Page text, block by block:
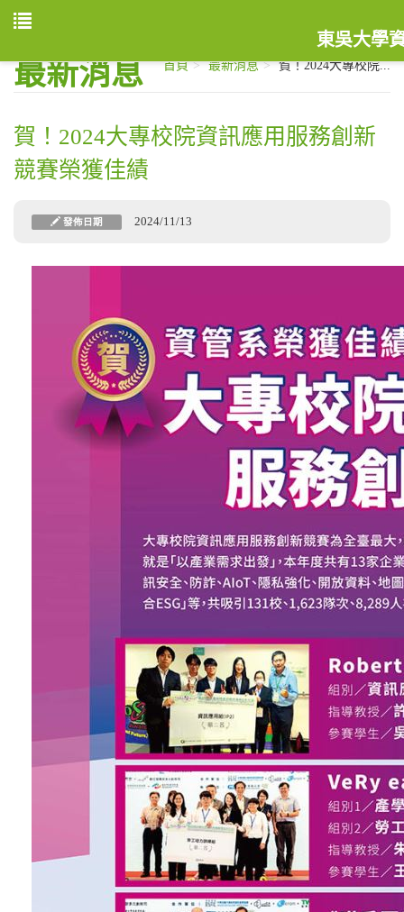
東吳大學
最新消息 首頁 最新消息 賀！2024大專校院...
賀！2024大專校院資訊應用服務創新
競賽榮獲佳績
發佈日期 2024/11/13